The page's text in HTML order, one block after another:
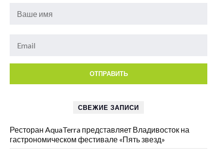
СВЕЖИЕ ЗАПИСИ
Ресторан AquaTerra представляет Владивосток на
гастрономическом фестивале «Пять звезд»